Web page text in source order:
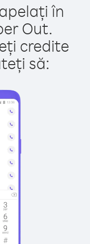
în
Out.
credite
să: